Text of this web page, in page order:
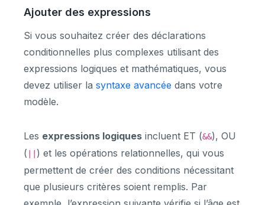
Ajouter des expressions
Si vous souhaitez créer des déclarations
conditionnelles plus complexes utilisant des
expressions logiques et mathématiques, vous
devez utiliser la syntaxe avancée dans votre
modèle.
Les expressions logiques incluent ET (&&), OU
(
) et les opérations relationnelles, qui vous
permettent de créer des conditions nécessitant
que plusieurs critères soient remplis. Par